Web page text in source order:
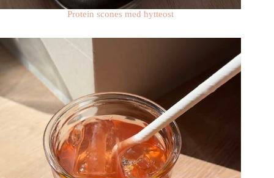
Protein scones med hytteost